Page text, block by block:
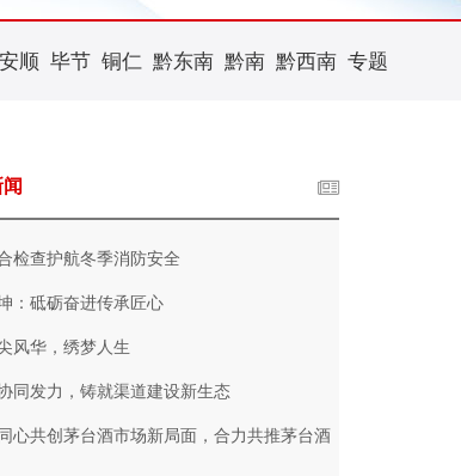
安顺 毕节 铜仁 黔东南 黔南 黔西南 专题
检查护航冬季消防安全
：砥砺奋进传承匠心
风华，绣梦人生
同发力，铸就渠道建设新生态
心共创茅台酒市场新局面，合力共推茅台酒